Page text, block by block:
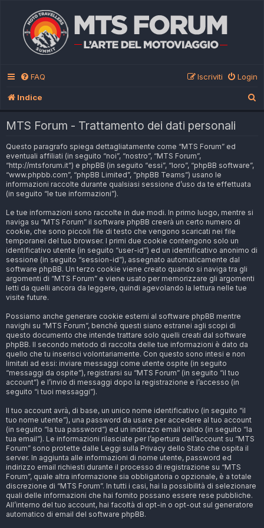
FAQ Login
Iscriviti
Indice
MTS Forum - Trattamento dei dati personali
Questo paragrafo spiega dettagliatamente come “MTS Forum” ed
eventuali affiliati (in seguito “noi”, “nostro”, “MTS Forum”,
“http://mtsforum.it”) e phpBB (in seguito “essi”, “loro”, “phpBB software”,
“www.phpbb.com”, “phpBB Limited”, “phpBB Teams”) usano le
informazioni raccolte durante qualsiasi sessione d’uso da te effettuata
(in seguito “le tue informazioni”).
Le tue informazioni sono raccolte in due modi. In primo luogo, mentre si
naviga su “MTS Forum” il software phpBB creerà un certo numero di
cookie, che sono piccoli file di testo che vengono scaricati nei file
temporanei del tuo browser. I primi due cookie contengono solo un
identificativo utente (in seguito “user-id”) ed un identificativo anonimo di
sessione (in seguito “session-id”), assegnato automaticamente dal
software phpBB. Un terzo cookie viene creato quando si naviga tra gli
argomenti di “MTS Forum” e viene usato per memorizzare gli argomenti
letti da quelli ancora da leggere, quindi agevolando la lettura nelle tue
visite future.
Possiamo anche generare cookie esterni al software phpBB mentre
navighi su “MTS Forum”, benché questi siano estranei agli scopi di
questo documento che intende trattare solo quelli creati dal software
phpBB. Il secondo metodo di raccolta delle tue informazioni è dato da
quello che tu inserisci volontariamente. Con questo sono intesi e non
limitati ad essi: inviare messaggi come utente ospite (in seguito
“messaggi da ospite”), registrarsi su “MTS Forum” (in seguito “il tuo
account”) e l’invio di messaggi dopo la registrazione e l’accesso (in
seguito “i tuoi messaggi”).
Il tuo account avrà, di base, un unico nome identificativo (in seguito “il
tuo nome utente”), una password da usare per accedere al tuo account
(in seguito “la tua password”) ed un indirizzo email valido (in seguito “la
tua email”). Le informazioni rilasciate per l’apertura dell’account su “MTS
Forum” sono protette dalle Leggi sulla Privacy dello Stato che ospita il
server. In aggiunta alle informazioni di nome utente, password ed
indirizzo email richiesti durante il processo di registrazione su “MTS
Forum”, quale altra informazione sia obbligatoria o opzionale, è a totale
discrezione di “MTS Forum”. In tutti i casi, hai la possibilità di selezionare
quali delle informazioni che hai fornito possano essere rese pubbliche.
All’interno del tuo account, hai facoltà di opt-in o opt-out sul generatore
automatico di email del software phpBB.